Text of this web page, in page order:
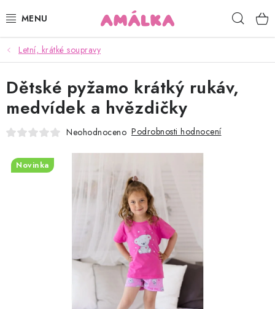
na
KOJENECKÉ, DĚTSKÉ OBLEČENÍ
ČEPICE, RUKAVICE, NÁKRČNÍKY
OSUŠKY, BRYNDÁKY, DEKY, DOPLŇKY
HODNOCENÍ OBCHODU
Proč AMÁLKA?
Doprava a platba
Postup pro vrácení a výměnu
Letní, krátké soupravy
Dětské pyžamo krátký rukáv,
medvídek a hvězdičky
Neohodnoceno Podrobnosti hodnocení
Novinka